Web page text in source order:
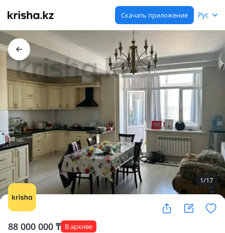
Скачать приложение Рус
1/17
88 000 000 ₸ В архиве